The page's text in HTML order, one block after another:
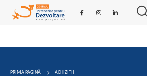
PRIMA PAGINĂ ACHIZIȚII